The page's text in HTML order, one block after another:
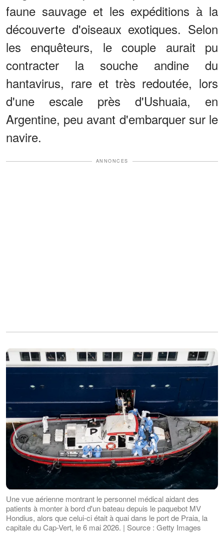
faune sauvage et les expéditions à la
découverte d'oiseaux exotiques. Selon
les enquêteurs, le couple aurait pu
contracter la souche andine du
hantavirus, rare et très redoutée, lors
d'une escale près d'Ushuaia, en
Argentine, peu avant d'embarquer sur le
navire.
ANNONCES
Une vue aérienne montrant le personnel médical aidant des
patients à monter à bord d'un bateau depuis le paquebot MV
Hondius, alors que celui-ci était à quai dans le port de Praia, la
capitale du Cap-Vert, le 6 mai 2026. | Source : Getty Images